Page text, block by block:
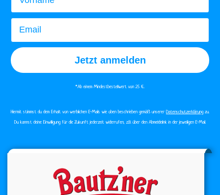
Email
Jetzt anmelden
*Ab einem Mindestbestellwert von 25 €.​
Hiermit stimmst du dem Erhalt von werblichen E-Mails wie oben beschrieben gemäß unserer Datenschutzerklärung zu.
Du kannst deine Einwilligung für die Zukunft jederzeit widerrufen, z.B. über den Abmeldelink in der jeweiligen E-Mail.